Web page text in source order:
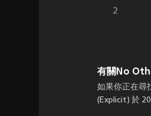
2
有關No
如果你正在尋
(Explicit) 於